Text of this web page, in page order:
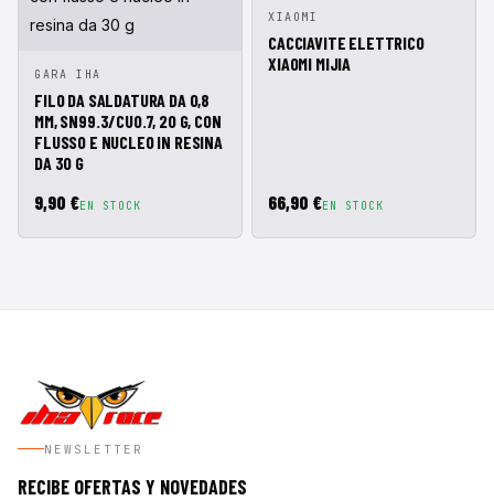
VISTA
RÁPIDA
CESTA
GARA IHA
FILO DA SALDATURA DA 0,8
MM, SN99.3/CU0.7, 20 G, CON
FLUSSO E NUCLEO IN RESINA
DA 30 G
9,90 €EN STOCK
VISTA
RÁPIDA
CESTA
XIAOMI
CACCIAVITE ELETTRICO
XIAOMI MIJIA
66,90 €EN STOCK
NEWSLETTER
RECIBE OFERTAS Y NOVEDADES